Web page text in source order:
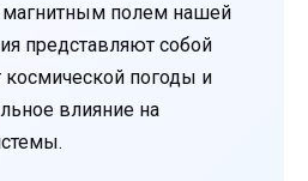
магнитным полем нашей
представляют собой
погоды и
влияние на